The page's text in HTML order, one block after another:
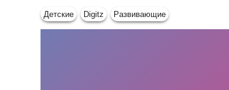
Детские Digitz Развивающие